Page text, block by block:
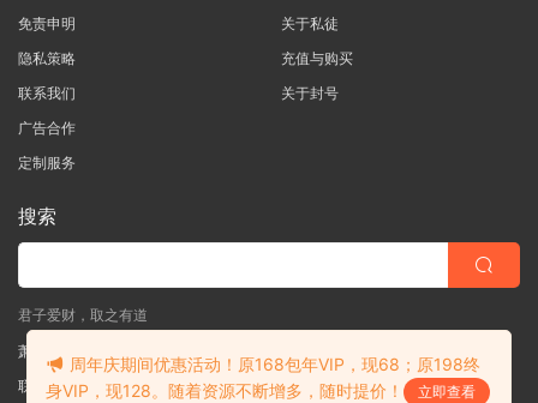
免责申明
隐私策略
联系我们
广告合作
定制服务
关于私徒
充值与购买
关于封号
搜索
君子爱财，取之有道
萧秀朋掘金社
联系客服(说明需求，勿问在否)
周年庆期间优惠活动！原168包年VIP，现68；原198终
身VIP，现128。随着资源不断增多，随时提价！
立即查看